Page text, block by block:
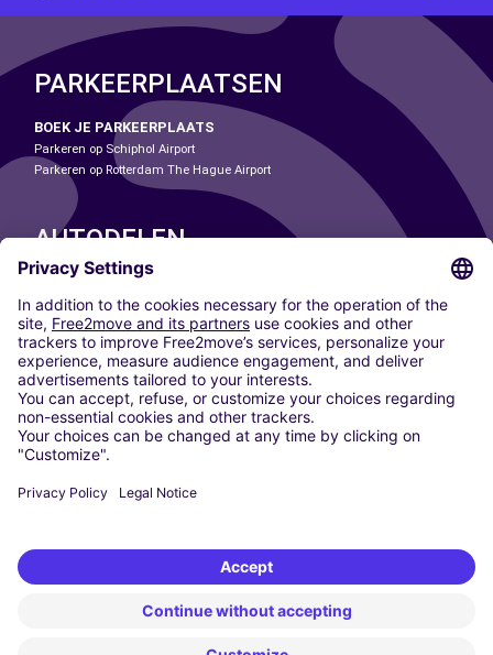
PARKEERPLAATSEN
BOEK JE PARKEERPLAATS
Parkeren op Schiphol Airport
Parkeren op Rotterdam The Hague Airport
AUTODELEN
ONZE STEDEN
Paris
Madrid
Washington DC
Milaan
Rome
Turijn
Wenen
Berlijn
Düsseldorf